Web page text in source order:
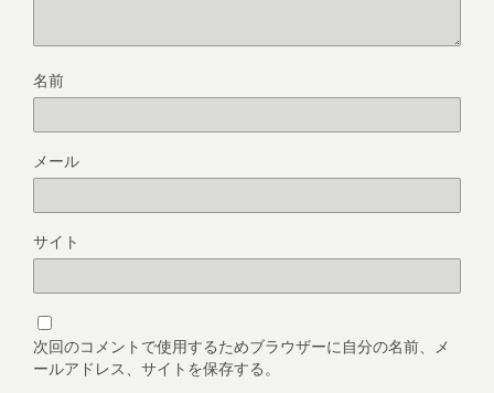
名前
メール
サイト
次回のコメントで使用するためブラウザーに自分の名前、メ
ールアドレス、サイトを保存する。